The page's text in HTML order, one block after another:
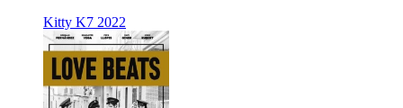
Kitty K7 2022